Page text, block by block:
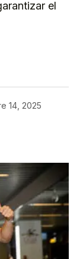
el
14, 2025